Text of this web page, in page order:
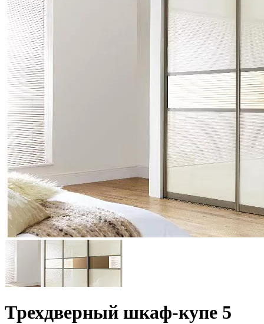
Трехдверный шкаф-купе 5